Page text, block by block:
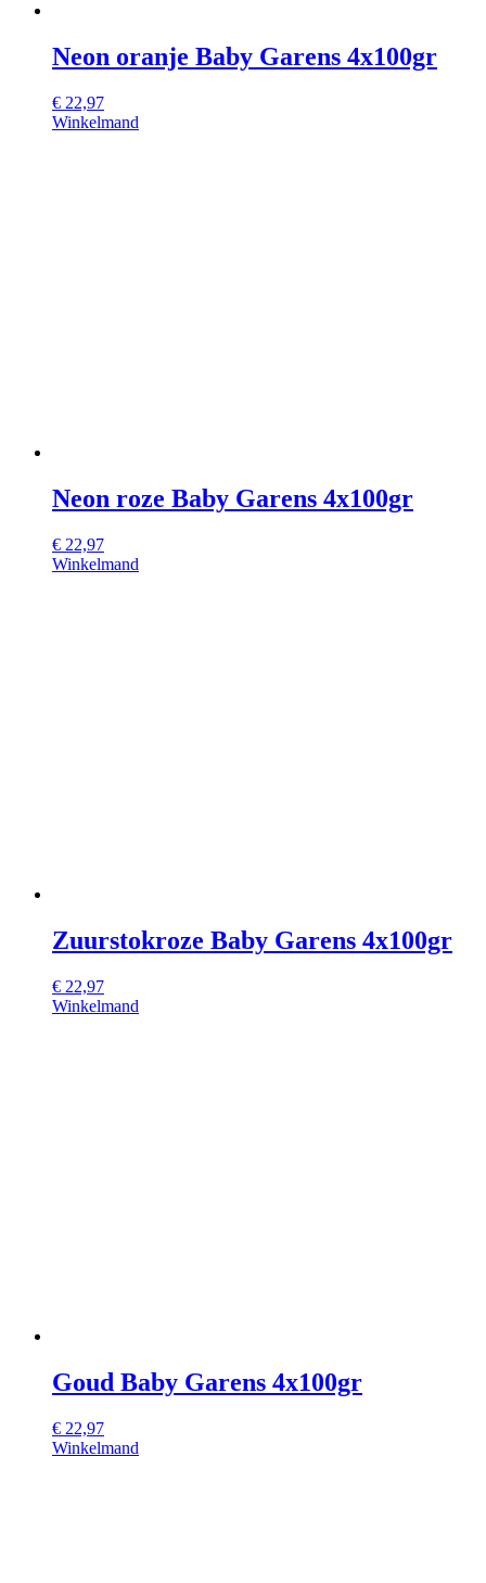
Neon oranje Baby Garens 4x100gr
€ 22,97
Winkelmand
Neon roze Baby Garens 4x100gr
€ 22,97
Winkelmand
Zuurstokroze Baby Garens 4x100gr
€ 22,97
Winkelmand
Goud Baby Garens 4x100gr
€ 22,97
Winkelmand